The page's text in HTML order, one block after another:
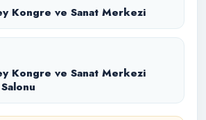
Kongre ve Sanat Merkezi
Kongre ve Sanat Merkezi